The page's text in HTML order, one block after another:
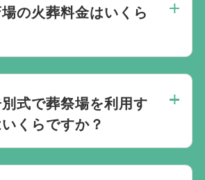
わ町、川島町、吉見町、東秩父
録されている場合に適用されま
の火葬料金はいくら
歳未満、胎児、改葬の場合
村の住民が7,000円、関係市
民が40,000円です。
式で葬祭場を利用す
くらですか？